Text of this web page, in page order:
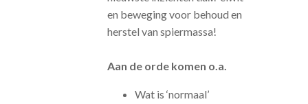
en beweging voor behoud en
herstel van spiermassa!
Aan de orde komen o.a.
Wat is ‘normaal’